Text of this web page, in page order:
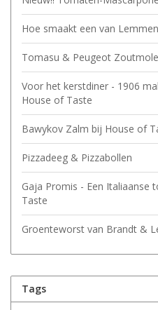
Hoe smaakt een van
Tomasu & Peugeot
Voor het kerstdiner - 1906
House of Taste
Bawykov Zalm bij House of
Pizzadeeg & Pizzabollen
Gaja Promis - Een Italiaanse
Taste
Groenteworst van Brandt &
Tags